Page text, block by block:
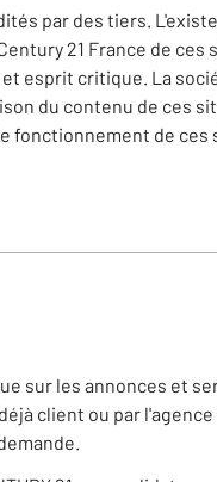
par des tiers.
21 France de ces
esprit critique. La
du contenu de ces
fonctionnement de ces
sur les annonces et
client ou par